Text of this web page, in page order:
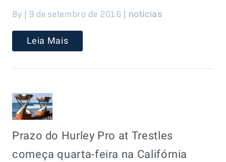
By | 9 de setembro de 2016 | noticias
Leia Mais
Prazo do Hurley Pro at Trestles
começa quarta-feira na Califórnia